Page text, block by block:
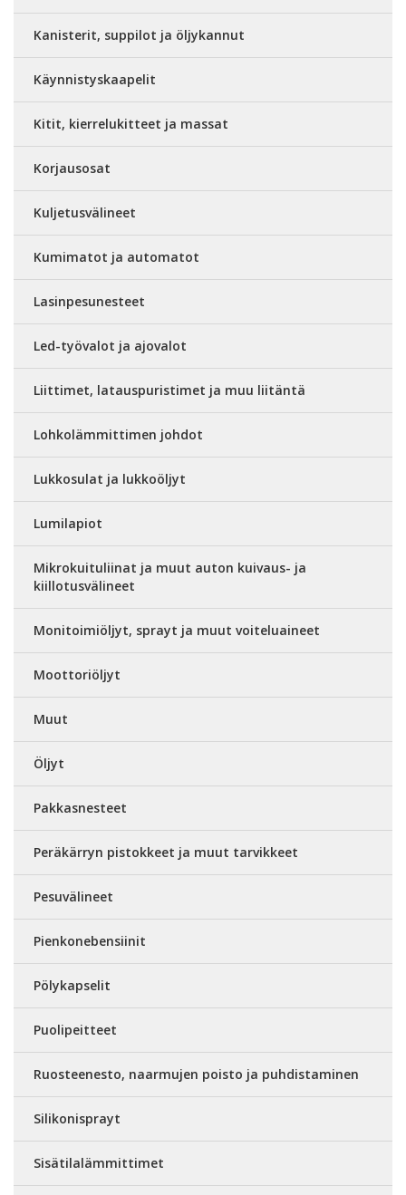
Kanisterit, suppilot ja öljykannut
Käynnistyskaapelit
Kitit, kierrelukitteet ja massat
Korjausosat
Kuljetusvälineet
Kumimatot ja automatot
Lasinpesunesteet
Led-työvalot ja ajovalot
Liittimet, latauspuristimet ja muu liitäntä
Lohkolämmittimen johdot
Lukkosulat ja lukkoöljyt
Lumilapiot
Mikrokuituliinat ja muut auton kuivaus- ja
kiillotusvälineet
Monitoimiöljyt, sprayt ja muut voiteluaineet
Moottoriöljyt
Muut
Öljyt
Pakkasnesteet
Peräkärryn pistokkeet ja muut tarvikkeet
Pesuvälineet
Pienkonebensiinit
Pölykapselit
Puolipeitteet
Ruosteenesto, naarmujen poisto ja puhdistaminen
Silikonisprayt
Sisätilalämmittimet